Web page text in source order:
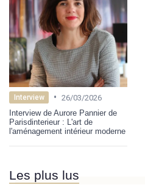
Interview • 26/03/2026
Interview de Aurore Pannier de
Parisdinterieur : L'art de
l'aménagement intérieur moderne
Les plus lus